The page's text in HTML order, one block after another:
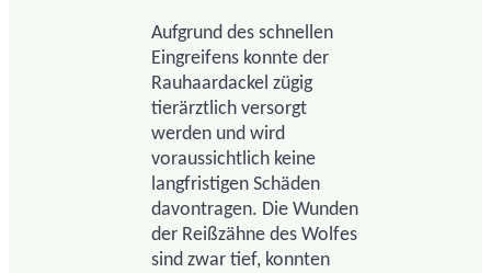
Aufgrund des schnellen
Eingreifens konnte der
Rauhaardackel zügig
tierärztlich versorgt
werden und wird
voraussichtlich keine
langfristigen Schäden
davontragen. Die Wunden
der Reißzähne des Wolfes
sind zwar tief, konnten